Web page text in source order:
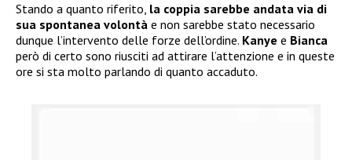
Stando a quanto riferito, la coppia sarebbe andata via di
sua spontanea volontà e non sarebbe stato necessario
dunque l’intervento delle forze dell’ordine. Kanye e Bianca
però di certo sono riusciti ad attirare l’attenzione e in queste
ore si sta molto parlando di quanto accaduto.